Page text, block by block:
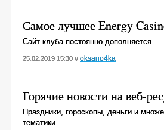
Самое лучшее Energy
Сайт клуба постоянно дополняется
25.02.2019 15:30 // oksano4ka
Горячие новости на веб-
Праздники, гороскопы, деньги и
тематики.